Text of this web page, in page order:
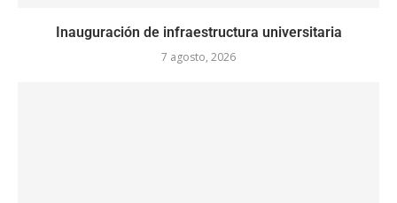
Inauguración de infraestructura universitaria
7 agosto, 2026